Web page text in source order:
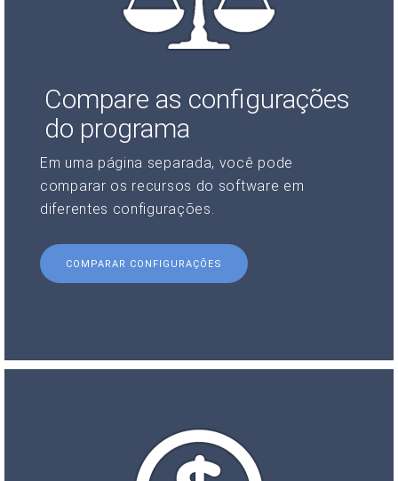
Compare as configurações
do programa
Em uma página separada, você pode
comparar os recursos do software em
diferentes configurações.
COMPARAR CONFIGURAÇÕES